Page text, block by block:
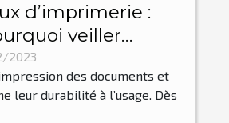
d’imprimerie :
veiller
à un bon
de toute
?
2023
des documents et
leur durabilité à l’usage. Dès